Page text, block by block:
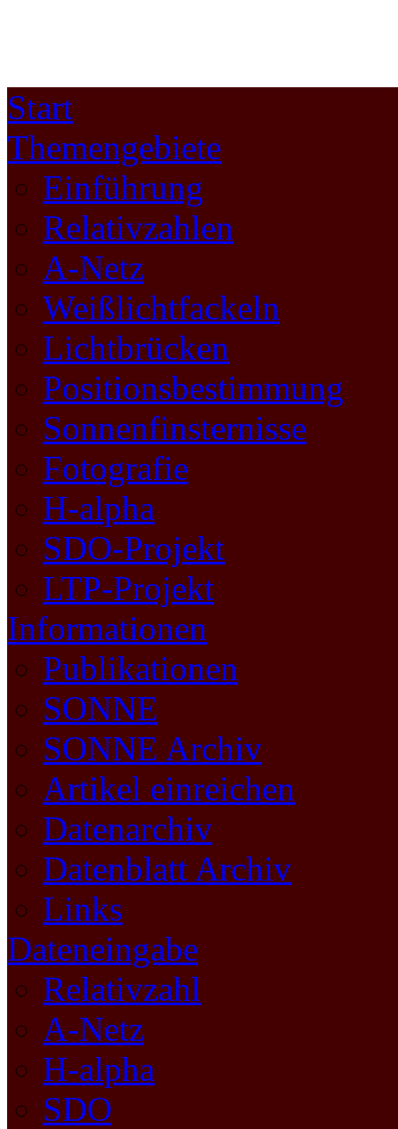
Start
Themengebiete
Einführung
Relativzahlen
A-Netz
Weißlichtfackeln
Lichtbrücken
Positionsbestimmung
Sonnenfinsternisse
Fotografie
H-alpha
SDO-Projekt
LTP-Projekt
Informationen
Publikationen
SONNE
SONNE Archiv
Artikel einreichen
Datenarchiv
Datenblatt Archiv
Links
Dateneingabe
Relativzahl
A-Netz
H-alpha
SDO